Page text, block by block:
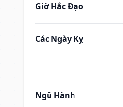
Giờ Hắc Đạo
Các Ngày Kỵ
Ngũ Hành